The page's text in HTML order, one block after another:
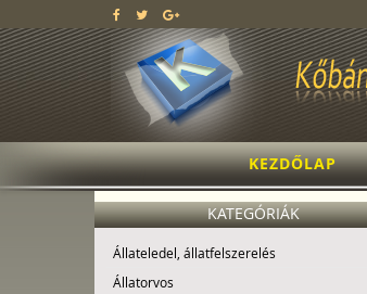
KEZDŐLAP
KATEGÓRIÁK
Állateledel, állatfelszerelés
Állatorvos